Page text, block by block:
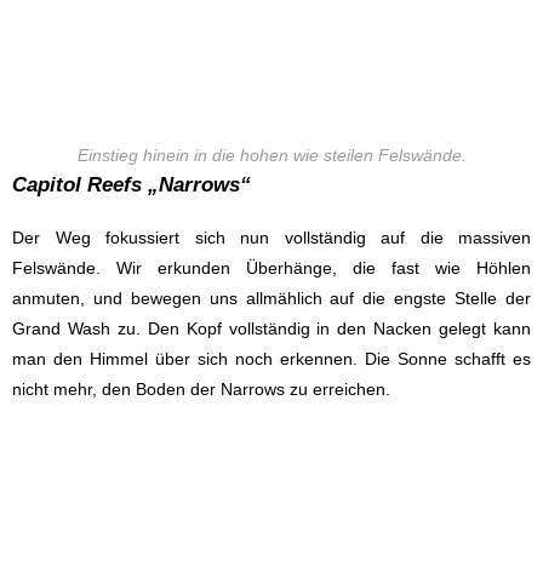
Einstieg hinein in die hohen wie steilen Felswände.
Capitol Reefs „Narrows“
Der Weg fokussiert sich nun vollständig auf die massiven
Felswände. Wir erkunden Überhänge, die fast wie Höhlen
anmuten, und bewegen uns allmählich auf die engste Stelle der
Grand Wash zu. Den Kopf vollständig in den Nacken gelegt kann
man den Himmel über sich noch erkennen. Die Sonne schafft es
nicht mehr, den Boden der Narrows zu erreichen.